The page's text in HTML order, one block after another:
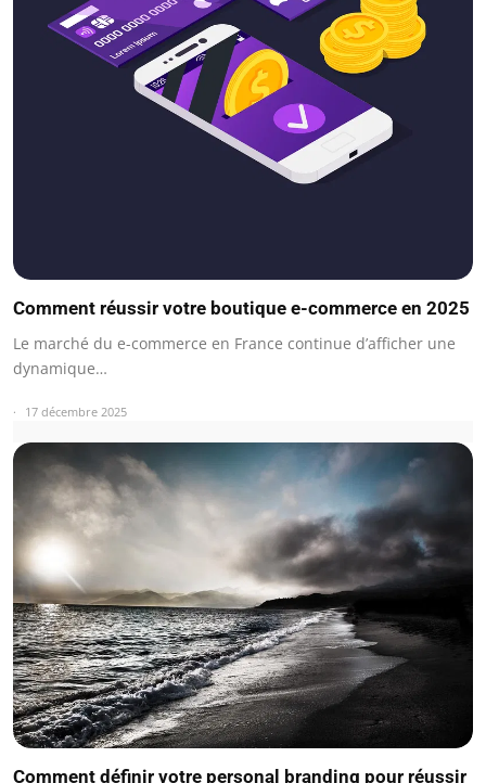
Comment réussir votre boutique e-commerce en 2025
Le marché du e-commerce en France continue d’afficher une
dynamique…
17 décembre 2025
Comment définir votre personal branding pour réussir